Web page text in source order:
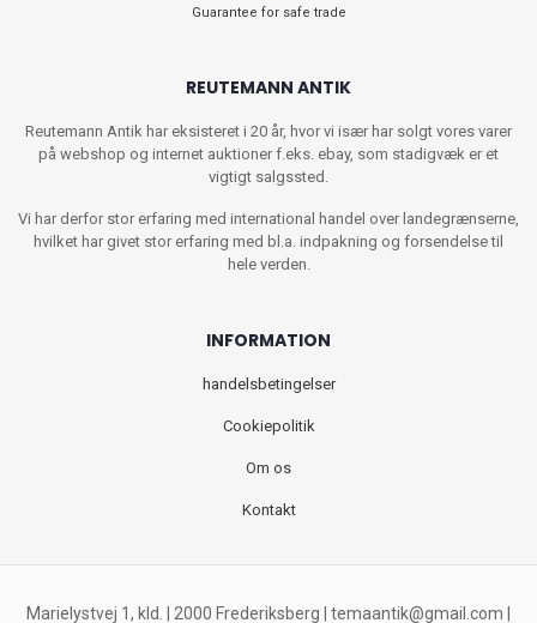
Guarantee for safe trade
REUTEMANN ANTIK
Reutemann Antik har eksisteret i 20 år, hvor vi især har solgt vores varer
på webshop og internet auktioner f.eks. ebay, som stadigvæk er et
vigtigt salgssted.
Vi har derfor stor erfaring med international handel over landegrænserne,
hvilket har givet stor erfaring med bl.a. indpakning og forsendelse til
hele verden.
INFORMATION
handelsbetingelser
Cookiepolitik
Om os
Kontakt
Marielystvej 1, kld. | 2000 Frederiksberg | temaantik@gmail.com